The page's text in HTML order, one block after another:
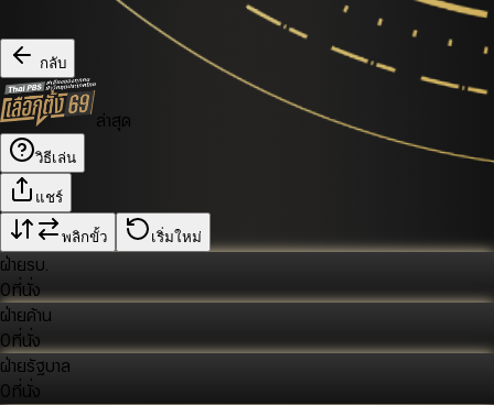
กลับ
ล่าสุด
วิธีเล่น
แชร์
พลิกขั้ว เริ่มใหม่
ฝ่ายรบ.
0ที่นั่ง
ฝ่ายค้าน
0ที่นั่ง
ฝ่ายรัฐบาล
0ที่นั่ง